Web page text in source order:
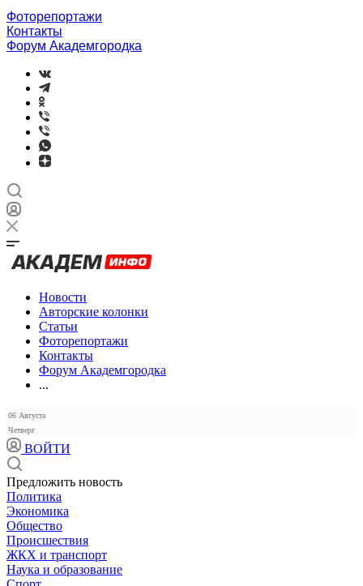
Фоторепортажи
Контакты
Форум Академгородка
Новости
Авторские колонки
Статьи
Фоторепортажи
Контакты
Форум Академгородка
...
06 Августа
Четверг
ВОЙТИ
Предложить новость
Политика
Экономика
Общество
Происшествия
ЖКХ и транспорт
Наука и образование